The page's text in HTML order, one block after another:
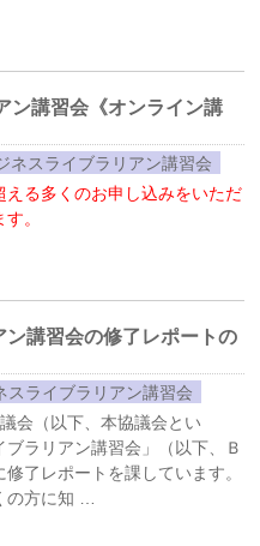
ン講習会《オンライン講
ネスライブラリアン講習会
る多くのお申し込みをいただ
。
講習会の修了レポートの
スライブラリアン講習会
会（以下、本協議会とい
ラリアン講習会」（以下、Ｂ
了レポートを課しています。
の方に知 …